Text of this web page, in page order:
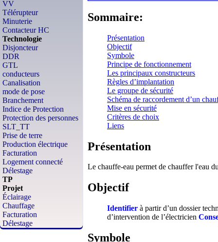
VV
Télérupteur
Minuterie
Contacteur HC
Technologie
Disjoncteur
DDR
GTL
conducteurs
Canalisation
mode de pose
Branchement
Indice de Protection
Protection des personnes
SLT_TT
Prise de terre
Production électrique
Facturation
Logement connecté
Délestage
TP
Projet
Éclairage
Chauffage
Facturation
Délestage
Sommaire:
Présentation
Objectif
Symbole
Principe de fonctionnement
Les principaux constructeurs
Règles d’implantation
Le groupe de sécurité
Schéma de raccordement d’un
Mise en sécurité
Critères de choix
Liens
Présentation
Le chauffe-eau permet de chauffer l'eau
Objectif
Identifier à partir d’un dossier
d’intervention de l’électricien
Symbole